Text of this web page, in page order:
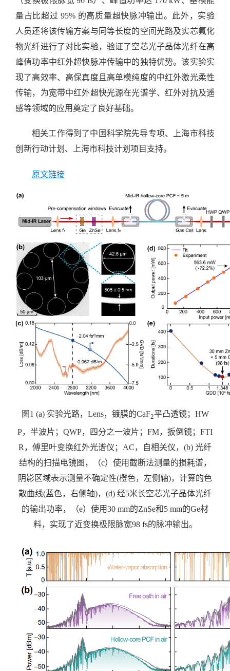
量占比超过95% 的高质量超快脉冲输出。此外，实验
人员还将该传输方案与同等长度的空间光路及实芯氟化
物光纤进行了对比实验，验证了空芯光子晶体光纤在高
峰值功率中红外超快脉冲传输中的独特优势。该实验实
现了高效率、高保真度且高单模纯度的中红外激光柔性
传输，为宽带中红外超快光源在光谱学、红外对抗及遥
感等领域的应用奠定了良好基础。
相关工作得到了中国科学院先导专项、上海市科技
创新行动计划、上海市科技计划项目支持。
原文链接
图 1 (a) 实验光路， Lens，镀膜的CaF2平凸透镜； HW
P，半波片； QWP，四分之一波片； FM，扳倒镜； FTI
R ，傅里叶变换红外光谱仪； AC，自相关仪， (b) 光纤
结构的扫描电镜图，（c）使用截断法测量的损耗谱，
阴影区域表示测量不确定性(橙色，左侧轴)，计算的色
散曲线(蓝色，右侧轴)， (d) 经5米长空芯光子晶体光纤
的输出功率，（e）使用30 mm的ZnSe和5 mm的Ge材
料，实现了近变换极限脉宽98 fs的脉冲输出。